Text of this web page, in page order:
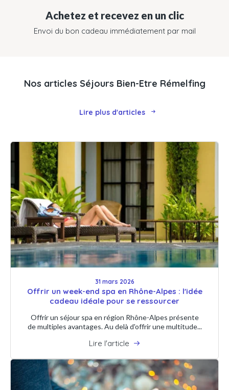
Achetez et recevez en un clic
Envoi du bon cadeau immédiatement par mail
Nos articles Séjours Bien-Etre Rémelfing
Lire plus d'articles
31 mars 2026
Offrir un week-end spa en Rhône-Alpes : l'idée
cadeau idéale pour se ressourcer
Offrir un séjour spa en région Rhône-Alpes présente
de multiples avantages. Au delà d'offrir une multitude...
Lire l'article